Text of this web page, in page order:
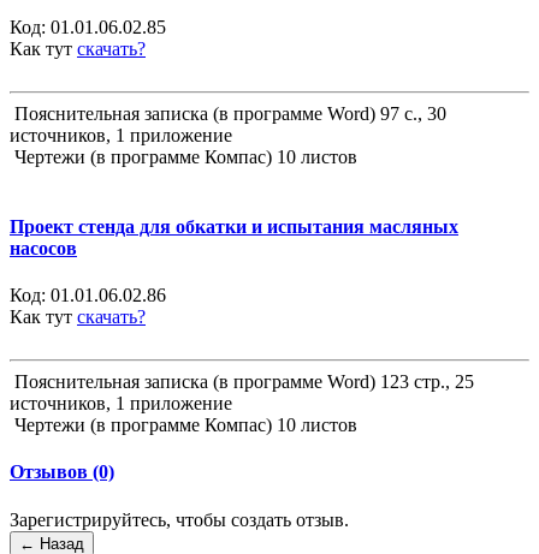
Код: 01.01.06.02.85
Как тут скачать?
Пояснительная записка (в программе Word) 97 с., 30
источников, 1 приложение
Чертежи (в программе Компас) 10 листов
Проект стенда для обкатки и испытания масляных
насосов
Код: 01.01.06.02.86
Как тут скачать?
Пояснительная записка (в программе Word) 123 стр., 25
источников, 1 приложение
Чертежи (в программе Компас) 10 листов
Отзывов (0)
Зарегистрируйтесь, чтобы создать отзыв.